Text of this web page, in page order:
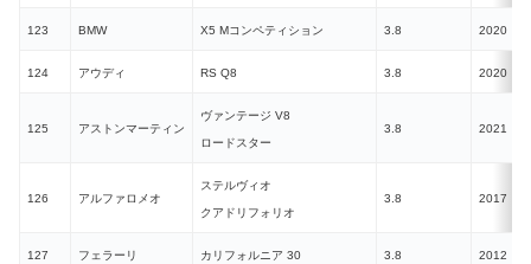
123 BMW X5 Mコンペティション 3.8 2020
124 アウディ RS Q8 3.8 2020
125 アストンマーティン
ヴァンテージ V8
ロードスター
3.8 2021
126 アルファロメオ
ステルヴィオ
クアドリフォリオ
3.8 2017
127 フェラーリ カリフォルニア 30 3.8 2012